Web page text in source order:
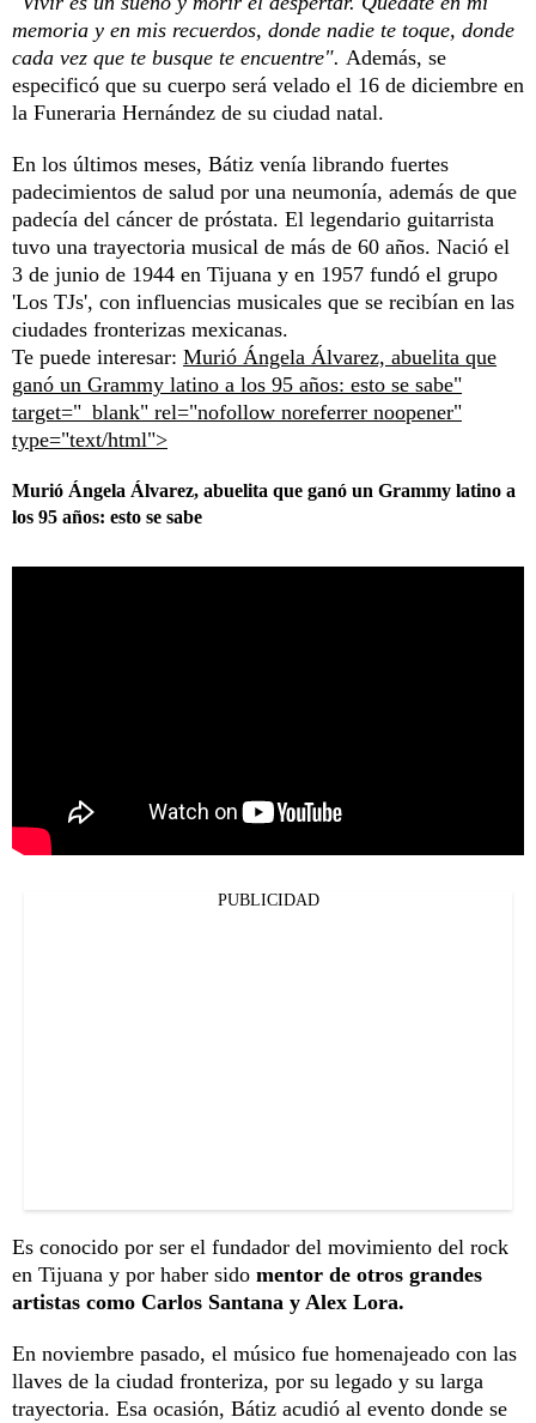
memoria y en mis recuerdos, donde nadie te toque, donde
cada vez que te busque te encuentre". Además, se
especificó que su cuerpo será velado el 16 de diciembre en
la Funeraria Hernández de su ciudad natal.
En los últimos meses, Bátiz venía librando fuertes
padecimientos de salud por una neumonía, además de que
padecía del cáncer de próstata. El legendario guitarrista
tuvo una trayectoria musical de más de 60 años. Nació el
3 de junio de 1944 en Tijuana y en 1957 fundó el grupo
'Los TJs', con influencias musicales que se recibían en las
ciudades fronterizas mexicanas.
Te puede interesar: Murió Ángela Álvarez, abuelita que
ganó un Grammy latino a los 95 años: esto se sabe"
target="_blank" rel="nofollow noreferrer noopener"
type="text/html">
Murió Ángela Álvarez, abuelita que ganó un Grammy latino a
los 95 años: esto se sabe
PUBLICIDAD
Es conocido por ser el fundador del movimiento del rock
en Tijuana y por haber sido mentor de otros grandes
artistas como Carlos Santana y Alex Lora.
En noviembre pasado, el músico fue homenajeado con las
llaves de la ciudad fronteriza, por su legado y su larga
trayectoria. Esa ocasión, Bátiz acudió al evento donde se